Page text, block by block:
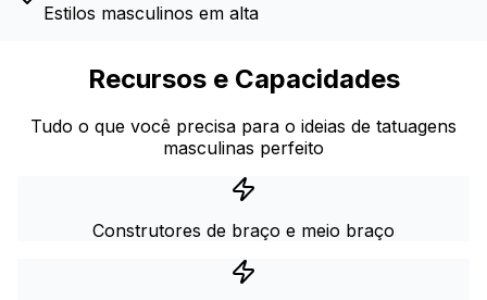
Estilos masculinos em alta
Recursos e Capacidades
Tudo o que você precisa para o ideias de tatuagens
masculinas perfeito
Construtores de braço e meio braço